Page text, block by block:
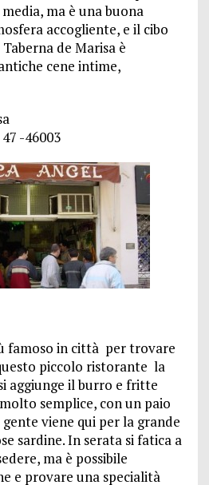
ma è una buona
accogliente, e il cibo
de Marisa è
cene intime,
-46003
famoso in città per trovare
piccolo ristorante la
aggiunge il burro e fritte
semplice, con un paio
gente viene qui per la grande
sardine. In serata si fatica a
ma è possibile
e provare una specialità